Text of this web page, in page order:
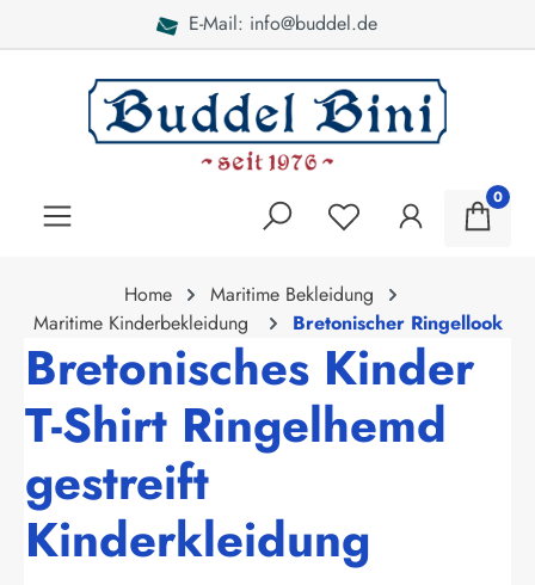
Bei Fragen: 040 - 46
0
Home
Maritime Bekleidung
Maritime Kinderbekleidung
Bretonischer Ringellook
Bretonisches Kinder
T-Shirt Ringelhemd
gestreift
Kinderkleidung